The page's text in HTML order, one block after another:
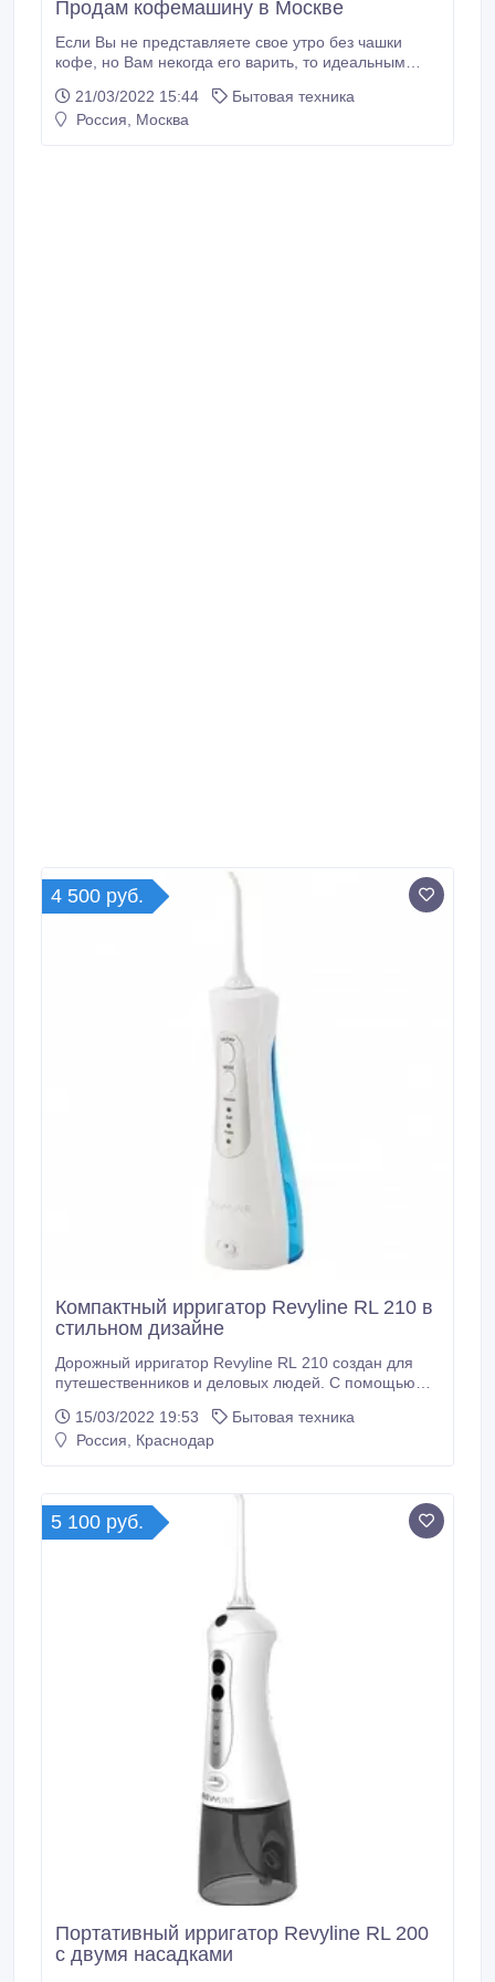
Продам кофемашину в Москве
Если Вы не представляете свое утро без чашки
кофе, но Вам некогда его варить, то идеальным
аппарате процесс приготовления кофейного
напитка полностью автоматизирован и не зависит
21/03/2022 15:44
Бытовая техника
Россия, Москва
4 500 руб.
Компактный ирригатор Revyline RL 210 в
стильном дизайне
Дорожный ирригатор Revyline RL 210 создан для
путешественников и деловых людей. С помощью
любом месте. В приборе 3 режима, 2 насадки,
резервуар для воды в 150 мл, а также дорожный
210.
15/03/2022 19:53
Бытовая техника
Россия, Краснодар
5 100 руб.
Портативный ирригатор Revyline RL 200
с двумя насадками